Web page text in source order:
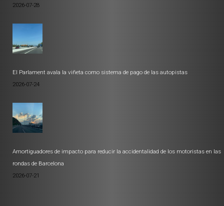
2026-07-28
El Parlament avala la viñeta como sistema de pago de las autopistas
2026-07-24
Amortiguadores de impacto para reducir la accidentalidad de los motoristas en las
rondas de Barcelona
2026-07-21